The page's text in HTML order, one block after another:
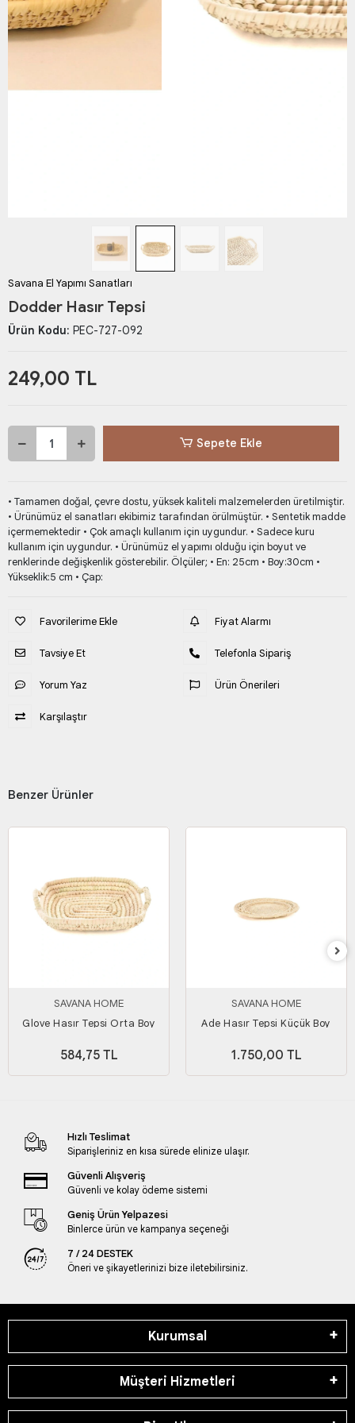
Savana El Yapımı Sanatları
Dodder Hasır Tepsi
Ürün Kodu: PEC-727-092
249,00 TL
Sepete Ekle
• Tamamen doğal, çevre dostu, yüksek kaliteli malzemelerden üretilmiştir.
• Ürünümüz el sanatları ekibimiz tarafından örülmüştür. • Sentetik madde
içermemektedir • Çok amaçlı kullanım için uygundur. • Sadece kuru
kullanım için uygundur. • Ürünümüz el yapımı olduğu için boyut ve
renklerinde değişkenlik gösterebilir. Ölçüler; • En: 25cm • Boy:30cm •
Yükseklik:5 cm • Çap:
Favorilerime Ekle
Tavsiye Et
Yorum Yaz
Karşılaştır
Fiyat Alarmı
Telefonla Sipariş
Ürün Önerileri
Benzer Ürünler
SAVANA HOME
Glove Hasır Tepsi Orta Boy
584,75 TL
SAVANA HOME
Ade Hasır Tepsi Küçük Boy
1.750,00 TL
Hızlı Teslimat
Siparişleriniz en kısa sürede elinize ulaşır.
Güvenli Alışveriş
Güvenli ve kolay ödeme sistemi
Geniş Ürün Yelpazesi
Binlerce ürün ve kampanya seçeneği
7 / 24 DESTEK
Öneri ve şikayetlerinizi bize iletebilirsiniz.
Kurumsal
Müşteri Hizmetleri